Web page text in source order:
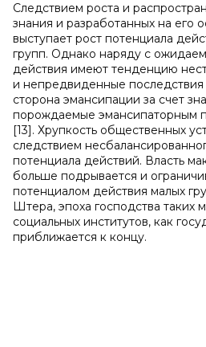
Следствием роста и
знания и разработанных на его
выступает рост потенциала
групп. Однако наряду с
действия имеют тенденцию
и непредвиденные последствия
сторона эмансипации за счет
порождаемые эмансипаторным
[13]. Хрупкость общественных
следствием
потенциала действий. Власть
больше подрывается и
потенциалом действия малых
Штера, эпоха господства таких
социальных институтов, как
приближается к концу.